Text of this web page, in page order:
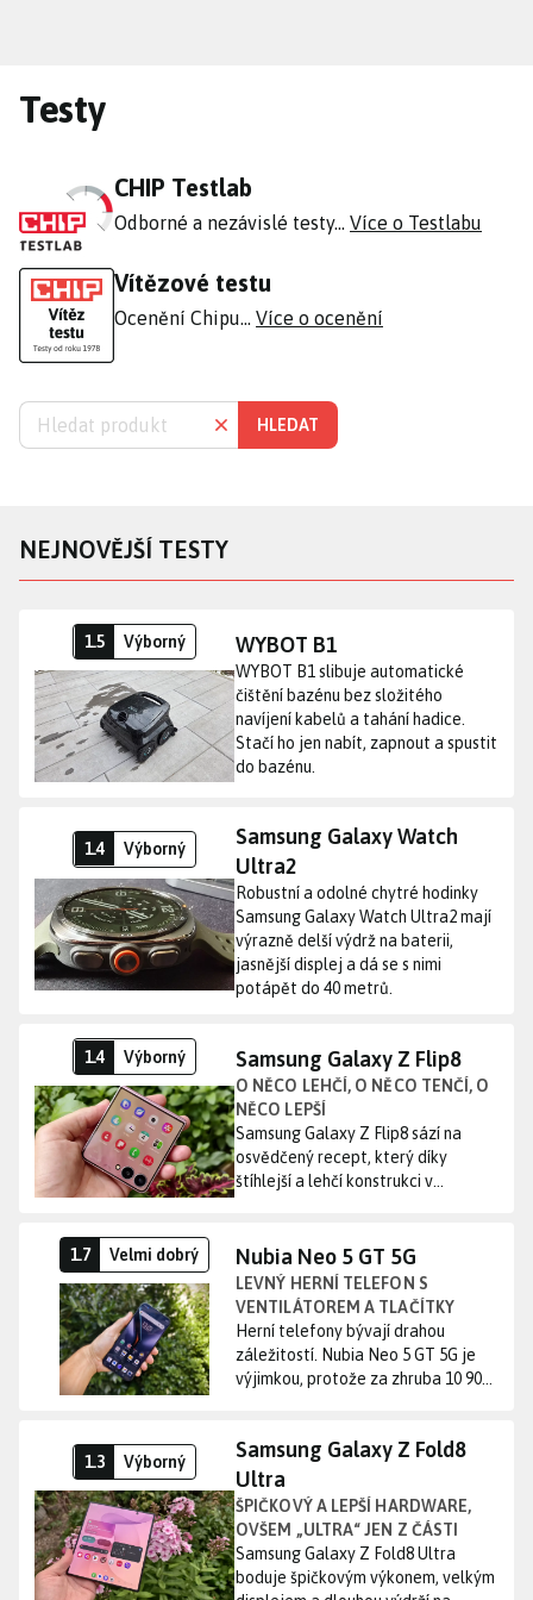
obsahu
Testy
CHIP Testlab
Odborné a nezávislé testy… Více o Testlabu
Vítězové testu
Ocenění Chipu… Více o ocenění
HLEDAT
NEJNOVĚJŠÍ TESTY
Bezdrátový bazénový vysavač
1.5 Výborný WYBOT B1
WYBOT B1 slibuje automatické
čištění bazénu bez složitého
navíjení kabelů a tahání hadice.
Stačí ho jen nabít, zapnout a spustit
do bazénu.
Téměř dokonalé prémiové chytré hodinky
1.4 Výborný
Samsung Galaxy Watch
Ultra2
Robustní a odolné chytré hodinky
Samsung Galaxy Watch Ultra2 mají
výrazně delší výdrž na baterii,
jasnější displej a dá se s nimi
potápět do 40 metrů.
O něco lehčí, o něco tenčí, o něco lepší
1.4 Výborný Samsung Galaxy Z Flip8
O NĚCO LEHČÍ, O NĚCO TENČÍ, O
NĚCO LEPŠÍ
Samsung Galaxy Z Flip8 sází na
osvědčený recept, který díky
štíhlejší a lehčí konstrukci v
ovšem fotoaparát je stále základní.
Levný herní telefon s ventilátorem a tlačítky
1.7 Velmi dobrý Nubia Neo 5 GT 5G
LEVNÝ HERNÍ TELEFON S
VENTILÁTOREM A TLAČÍTKY
Herní telefony bývají drahou
záležitostí. Nubia Neo 5 GT 5G je
výjimkou, protože za zhruba 10 900
Funkční ventilátor uvnitř těla,
dotykové spouště, RGB podsvícení
pod průhlednými zády a 144Hz
AMOLED displej. Není to
nejrychlejší mobil na trhu a od
fotoaparátu nečekejte zázraky, ale
jako vstupenka do světa mobilního
Špičkový a lepší hardware, ovšem „Ultra“ jen z části
1.3 Výborný
Samsung Galaxy Z Fold8
Ultra
ŠPIČKOVÝ A LEPŠÍ HARDWARE,
OVŠEM „ULTRA“ JEN Z ČÁSTI
Samsung Galaxy Z Fold8 Ultra
boduje špičkovým výkonem, velkým